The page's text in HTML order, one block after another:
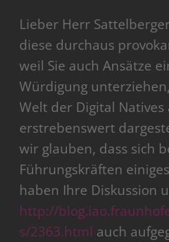
Lieber Herr
diese durchaus
weil Sie auch Ansätze
Würdigung
Welt der Digital Natives
erstrebenswert
wir glauben, dass sich
Führungskräften
haben Ihre Diskussion
http://
s/2363.html auch